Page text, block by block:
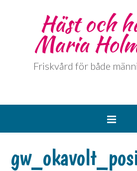
Häst och
Maria
Friskvård för både